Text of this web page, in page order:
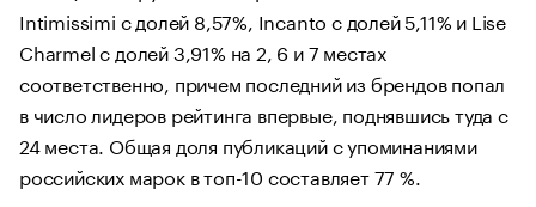
Intimissimi с долей 8,57%, Incanto с долей 5,11% и Lise
Charmel с долей 3,91% на 2, 6 и 7 местах
соответственно, причем последний из брендов попал
в число лидеров рейтинга впервые, поднявшись туда с
24 места. Общая доля публикаций с упоминаниями
российских марок в топ-10 составляет 77 %.